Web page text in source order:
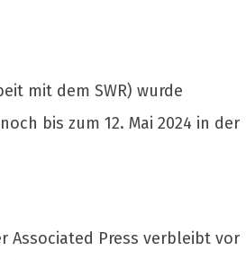
mit dem SWR) wurde
bis zum 12. Mai 2024 in der
Associated Press verbleibt vor